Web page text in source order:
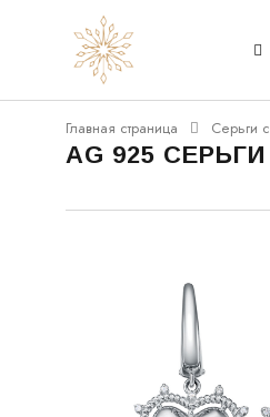
Главная страница Серьги
AG 925 СЕРЬГИ